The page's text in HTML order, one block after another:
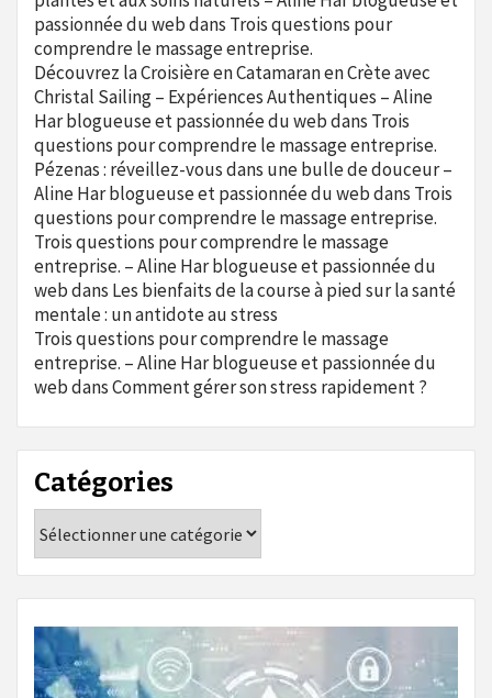
passionnée du webdans Trois questions pour
comprendre le massage entreprise.
Découvrez la Croisière en Catamaran en Crète avec
Christal Sailing – Expériences Authentiques – Aline
Har blogueuse et passionnée du webdans Trois
questions pour comprendre le massage entreprise.
Pézenas : réveillez-vous dans une bulle de douceur –
Aline Har blogueuse et passionnée du webdans Trois
questions pour comprendre le massage entreprise.
Trois questions pour comprendre le massage
entreprise. – Aline Har blogueuse et passionnée du
webdans Les bienfaits de la course à pied sur la santé
mentale : un antidote au stress
Trois questions pour comprendre le massage
entreprise. – Aline Har blogueuse et passionnée du
webdansComment gérer son stress rapidement ?
Catégories